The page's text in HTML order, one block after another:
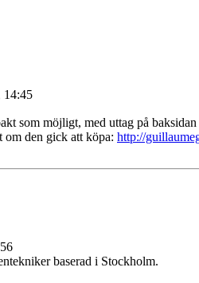
14:45
som möjligt, med uttag på
om den gick att köpa: http://
baserad i Stockholm.